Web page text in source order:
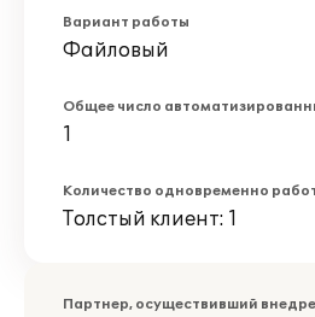
Вариант работы
Файловый
Общее число
1
Количество одновременно
Толстый клиент: 1
Партнер, осуществивший